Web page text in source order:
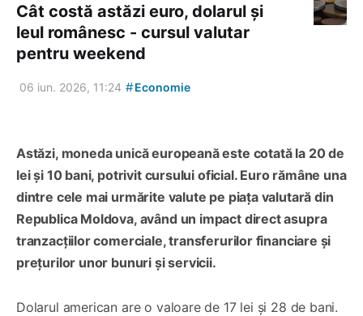
Cât costă astăzi euro, dolarul și
leul românesc - cursul valutar
pentru weekend
06 iun. 2026, 11:24 #Economie
Astăzi, moneda unică europeană este cotată la 20 de
lei și 10 bani, potrivit cursului oficial. Euro rămâne una
dintre cele mai urmărite valute pe piața valutară din
Republica Moldova, având un impact direct asupra
tranzacțiilor comerciale, transferurilor financiare și
prețurilor unor bunuri și servicii.
Dolarul american are o valoare de 17 lei și 28 de bani.